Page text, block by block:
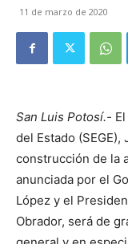
11 de marzo de 2020
San Luis Potosí.-
del Estado
construcción de la
anunciada por el
López y el
Obrador, será de